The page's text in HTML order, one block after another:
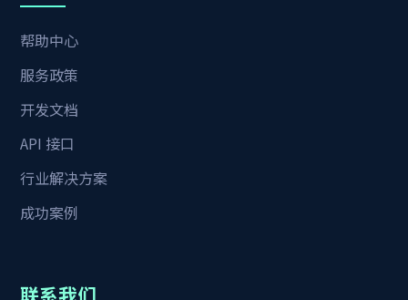
帮助中心
服务政策
开发文档
API 接口
行业解决方案
成功案例
联系我们